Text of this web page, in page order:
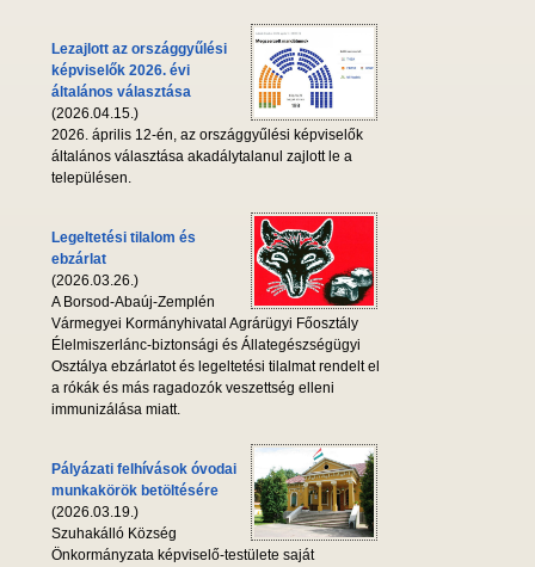
Lezajlott az országgyűlési
képviselők 2026. évi
általános választása
(2026.04.15.)
2026. április 12-én, az országgyűlési képviselők
általános választása akadálytalanul zajlott le a
településen.
Legeltetési tilalom és
ebzárlat
(2026.03.26.)
A Borsod-Abaúj-Zemplén
Vármegyei Kormányhivatal Agrárügyi Főosztály
Élelmiszerlánc-biztonsági és Állategészségügyi
Osztálya ebzárlatot és legeltetési tilalmat rendelt el
a rókák és más ragadozók veszettség elleni
immunizálása miatt.
Pályázati felhívások óvodai
munkakörök betöltésére
(2026.03.19.)
Szuhakálló Község
Önkormányzata képviselő-testülete saját